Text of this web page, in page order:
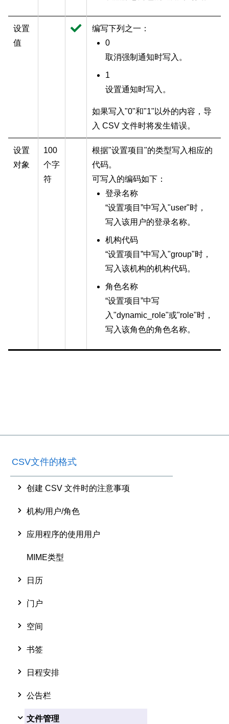
设置
值
编写下列之一：
0
取消强制通知时写入。
1
设置通知时写入。
如果写入"0"和"1"以外的内容，导
入 CSV 文件时将发生错误。
设置
对象
100
个字
符
根据"设置项目"的类型写入相应的
代码。
可写入的编码如下：
登录名称
“设置项目”中写入"user"时，
写入该用户的登录名称。
机构代码
“设置项目”中写入"group"时，
写入该机构的机构代码。
角色名称
“设置项目”中写
入"dynamic_role"或"role"时，
写入该角色的角色名称。
CSV文件的格式
创建 CSV 文件时的注意事项
机构/用户/角色
应用程序的使用用户
MIME类型
日历
门户
空间
书签
日程安排
公告栏
文件管理